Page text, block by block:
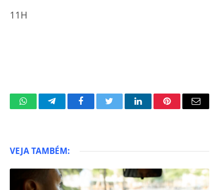
11H
WhatsAppTelegramFacebookTwitter LinkedInPinterestEmail
VEJA TAMBÉM: